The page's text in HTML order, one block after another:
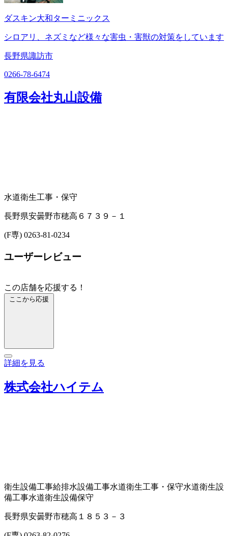
ダスキン大和ターミニックス
シロアリ、ネズミなど様々な害虫・害獣の対策をしています
長野県諏訪市
0266-78-6474
有限会社丸山設備
水道衛生工事・保守
長野県安曇野市穂高６７３９－１
(F専) 0263-81-0234
ユーザーレビュー
この店舗を応援する！
ここから応援
詳細を見る
株式会社ハイテム
衛生設備工事給排水設備工事水道衛生工事・保守水道衛生設
備工事水道衛生設備保守
長野県安曇野市穂高１８５３－３